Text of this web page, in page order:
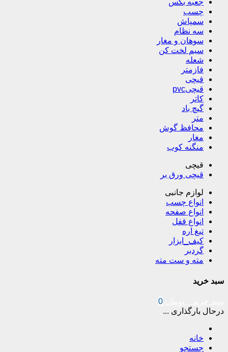
جعبه بکس
چسب
سمپاش
سه نظام
سوهان و مغار
سیم لخت کن
شعله
فازمتر
قیچی
قیچیpvc
کاتر
گیچ باد
متر
محافظ گوش
مغار
منگنه کوب
قیچی
قیچی ورق بر
لوازم جانبی
انواع چسب
انواع صفحه
انواع قفل
تیغ اره
کیف_ابزار
گردبر
مته و ست مته
سبد خرید
0
درحال بارگذاری ...
خانه
جستجو